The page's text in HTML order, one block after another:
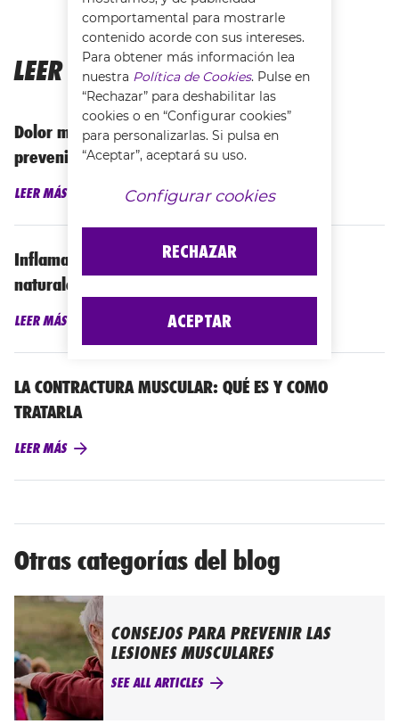
LEER MÁS...
Dolor muscular generalizado: causas y cómo
prevenirlo
LEER MÁS
Inflamación muscular: los mejores remedios
naturales
LEER MÁS
LA CONTRACTURA MUSCULAR: QUÉ ES Y COMO
TRATARLA
LEER MÁS
Otras categorías del blog
CONSEJOS PARA PREVENIR LAS
LESIONES MUSCULARES
SEE ALL ARTICLES
comportamental para mostrarle
contenido acorde con sus intereses.
Para obtener más información lea
nuestra Política de Cookies. Pulse en
“Rechazar” para deshabilitar las
cookies o en “Configurar cookies”
para personalizarlas. Si pulsa en
“Aceptar”, aceptará su uso.
Configurar cookies
RECHAZAR
ACEPTAR